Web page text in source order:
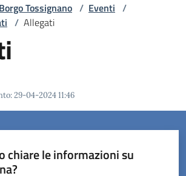
Tossignano / Eventi /
/ Allegati
:29-04-2024 11:46
chiare le informazioni su